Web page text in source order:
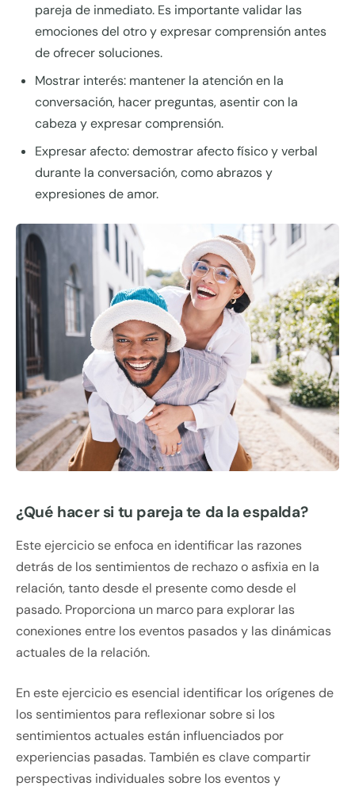
pareja de inmediato. Es importante validar las
emociones del otro y expresar comprensión antes
de ofrecer soluciones.
Mostrar interés: mantener la atención en la
conversación, hacer preguntas, asentir con la
cabeza y expresar comprensión.
Expresar afecto: demostrar afecto físico y verbal
durante la conversación, como abrazos y
expresiones de amor.
¿Qué hacer si tu pareja te da la espalda?
Este ejercicio se enfoca en identificar las razones
detrás de los sentimientos de rechazo o asfixia en la
relación, tanto desde el presente como desde el
pasado. Proporciona un marco para explorar las
conexiones entre los eventos pasados y las dinámicas
actuales de la relación.
En este ejercicio es esencial identificar los orígenes de
los sentimientos para reflexionar sobre si los
sentimientos actuales están influenciados por
experiencias pasadas. También es clave compartir
perspectivas individuales sobre los eventos y